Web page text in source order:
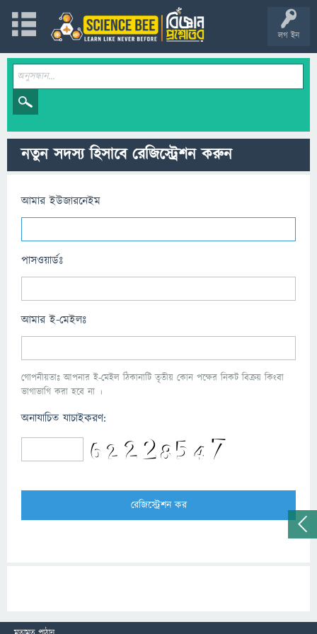
লগ ইন
নতুন সদস্য হিসাবে রেজিস্ট্রেশন করুন
আমার ইউজারনেইম
পাসওয়ার্ডঃ
আমার ই-মেইলঃ
গোপনীয়তাঃ আপনার ই-মেইল ঠিকানাটি তৃতীয় কোন পক্ষের নিকট বিক্রয় কিংবা
ভাগাভাগি করা হবে না ।
অনাযাচিত যাচাইকরণ: